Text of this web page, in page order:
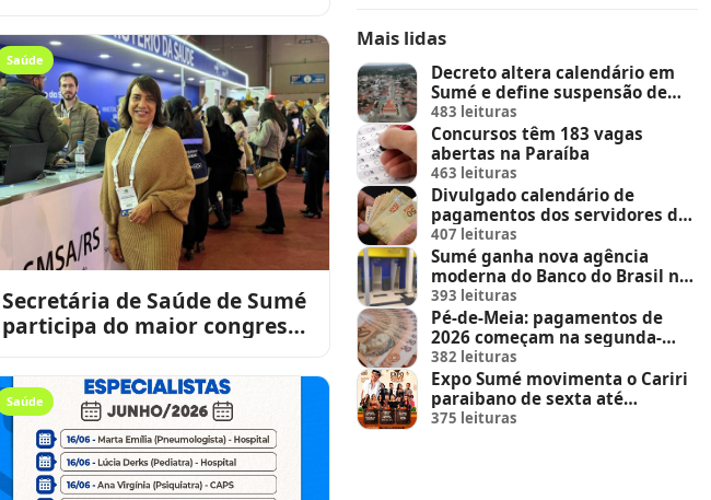
Saúde
Secretária de Saúde de Sumé
participa do maior congresso
busca novo
Saúde
Mais lidas
Decreto altera calendário em
Sumé e define suspensão de
feira de animais e feriados
483 leituras
Concursos têm 183 vagas
abertas na Paraíba
463 leituras
Divulgado calendário de
pagamentos dos servidores do
Estado
407 leituras
Sumé ganha nova agência
moderna do Banco do Brasil no
Sumé Shopping
393 leituras
Pé-de-Meia: pagamentos de
2026 começam na segunda-
feira (23)
382 leituras
Expo Sumé movimenta o Cariri
paraibano de sexta até
domingo
375 leituras